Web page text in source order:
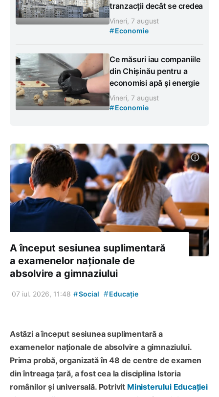
tranzacții decât se credea
Vineri, 7 august
#Economie
Ce măsuri iau companiile
din Chișinău pentru a
economisi apă și energie
Vineri, 7 august
#Economie
A început sesiunea suplimentară
a examenelor naționale de
absolvire a gimnaziului
07 iul. 2026, 11:48 #Social #Educație
Astăzi a început sesiunea suplimentară a
examenelor naționale de absolvire a gimnaziului.
Prima probă, organizată în 48 de centre de examen
din întreaga țară, a fost cea la disciplina Istoria
românilor și universală. Potrivit Ministerului Educației